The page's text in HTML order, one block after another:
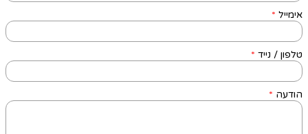
אימייל *
טלפון / נייד *
הודעה *